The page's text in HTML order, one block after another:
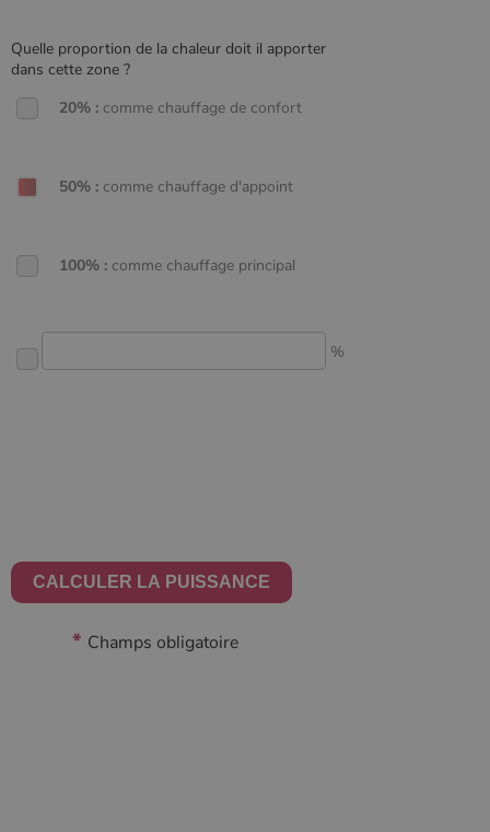
Quelle proportion de la chaleur doit il apporter
dans cette zone ?
20% : comme chauffage de confort
50% : comme chauffage d'appoint
100% : comme chauffage principal
%
* Champs obligatoire